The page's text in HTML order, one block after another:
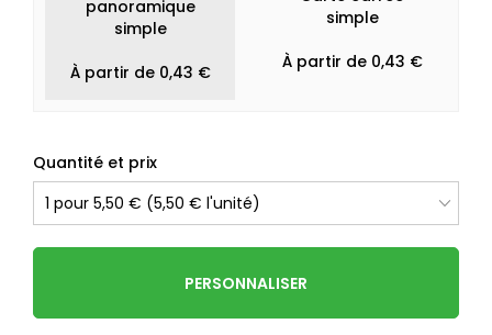
panoramique
simple
À partir de 0,43 €
simple
À partir de 0,43 €
Quantité et prix
PERSONNALISER